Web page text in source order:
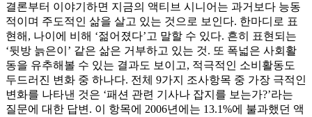
결론부터 이야기하면 지금의 액티브 시니어는 과거보다 능동
적이며 주도적인 삶을 살고 있는 것으로 보인다. 한마디로 표
현해, 나이에 비해 ‘젊어졌다’고 말할 수 있다. 흔히 표현되는
‘뒷방 늙은이’ 같은 삶은 거부하고 있는 것. 또 폭넓은 사회활
동을 유추해볼 수 있는 결과도 보이고, 적극적인 소비활동도
두드러진 변화 중 하나다. 전체 9가지 조사항목 중 가장 극적인
변화를 나타낸 것은 ‘패션 관련 기사나 잡지를 보는가?’라는
질문에 대한 답변. 이 항목에 2006년에는 13.1%에 불과했던 액